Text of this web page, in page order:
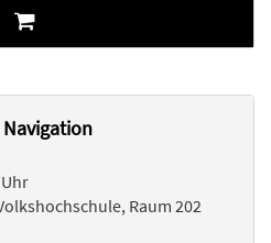
Navigation
Raum 202